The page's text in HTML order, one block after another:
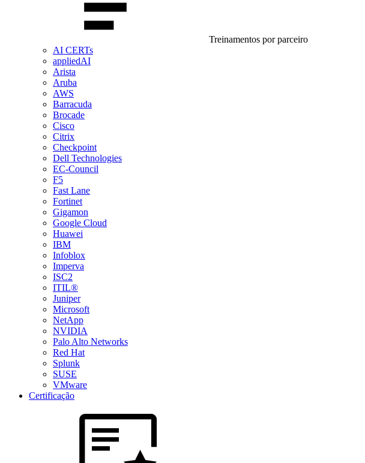
Treinamentos por parceiro
AI CERTs
appliedAI
Arista
Aruba
AWS
Barracuda
Brocade
Cisco
Citrix
Checkpoint
Dell Technologies
EC-Council
F5
Fast Lane
Fortinet
Gigamon
Google Cloud
Huawei
IBM
Infoblox
Imperva
ISC2
ITIL®
Juniper
Microsoft
NetApp
NVIDIA
Palo Alto Networks
Red Hat
Splunk
SUSE
VMware
Certificação